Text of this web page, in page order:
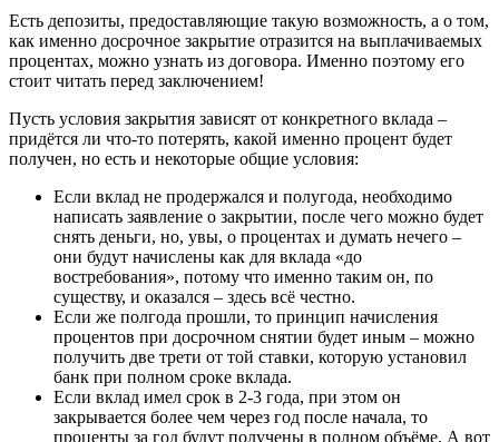
Есть депозиты, предоставляющие такую возможность, а о том,
как именно досрочное закрытие отразится на выплачиваемых
процентах, можно узнать из договора. Именно поэтому его
стоит читать перед заключением!
Пусть условия закрытия зависят от конкретного вклада –
придётся ли что-то потерять, какой именно процент будет
получен, но есть и некоторые общие условия:
Если вклад не продержался и полугода, необходимо
написать заявление о закрытии, после чего можно будет
снять деньги, но, увы, о процентах и думать нечего –
они будут начислены как для вклада «до
востребования», потому что именно таким он, по
существу, и оказался – здесь всё честно.
Если же полгода прошли, то принцип начисления
процентов при досрочном снятии будет иным – можно
получить две трети от той ставки, которую установил
банк при полном сроке вклада.
Если вклад имел срок в 2-3 года, при этом он
закрывается более чем через год после начала, то
проценты за год будут получены в полном объёме. А вот